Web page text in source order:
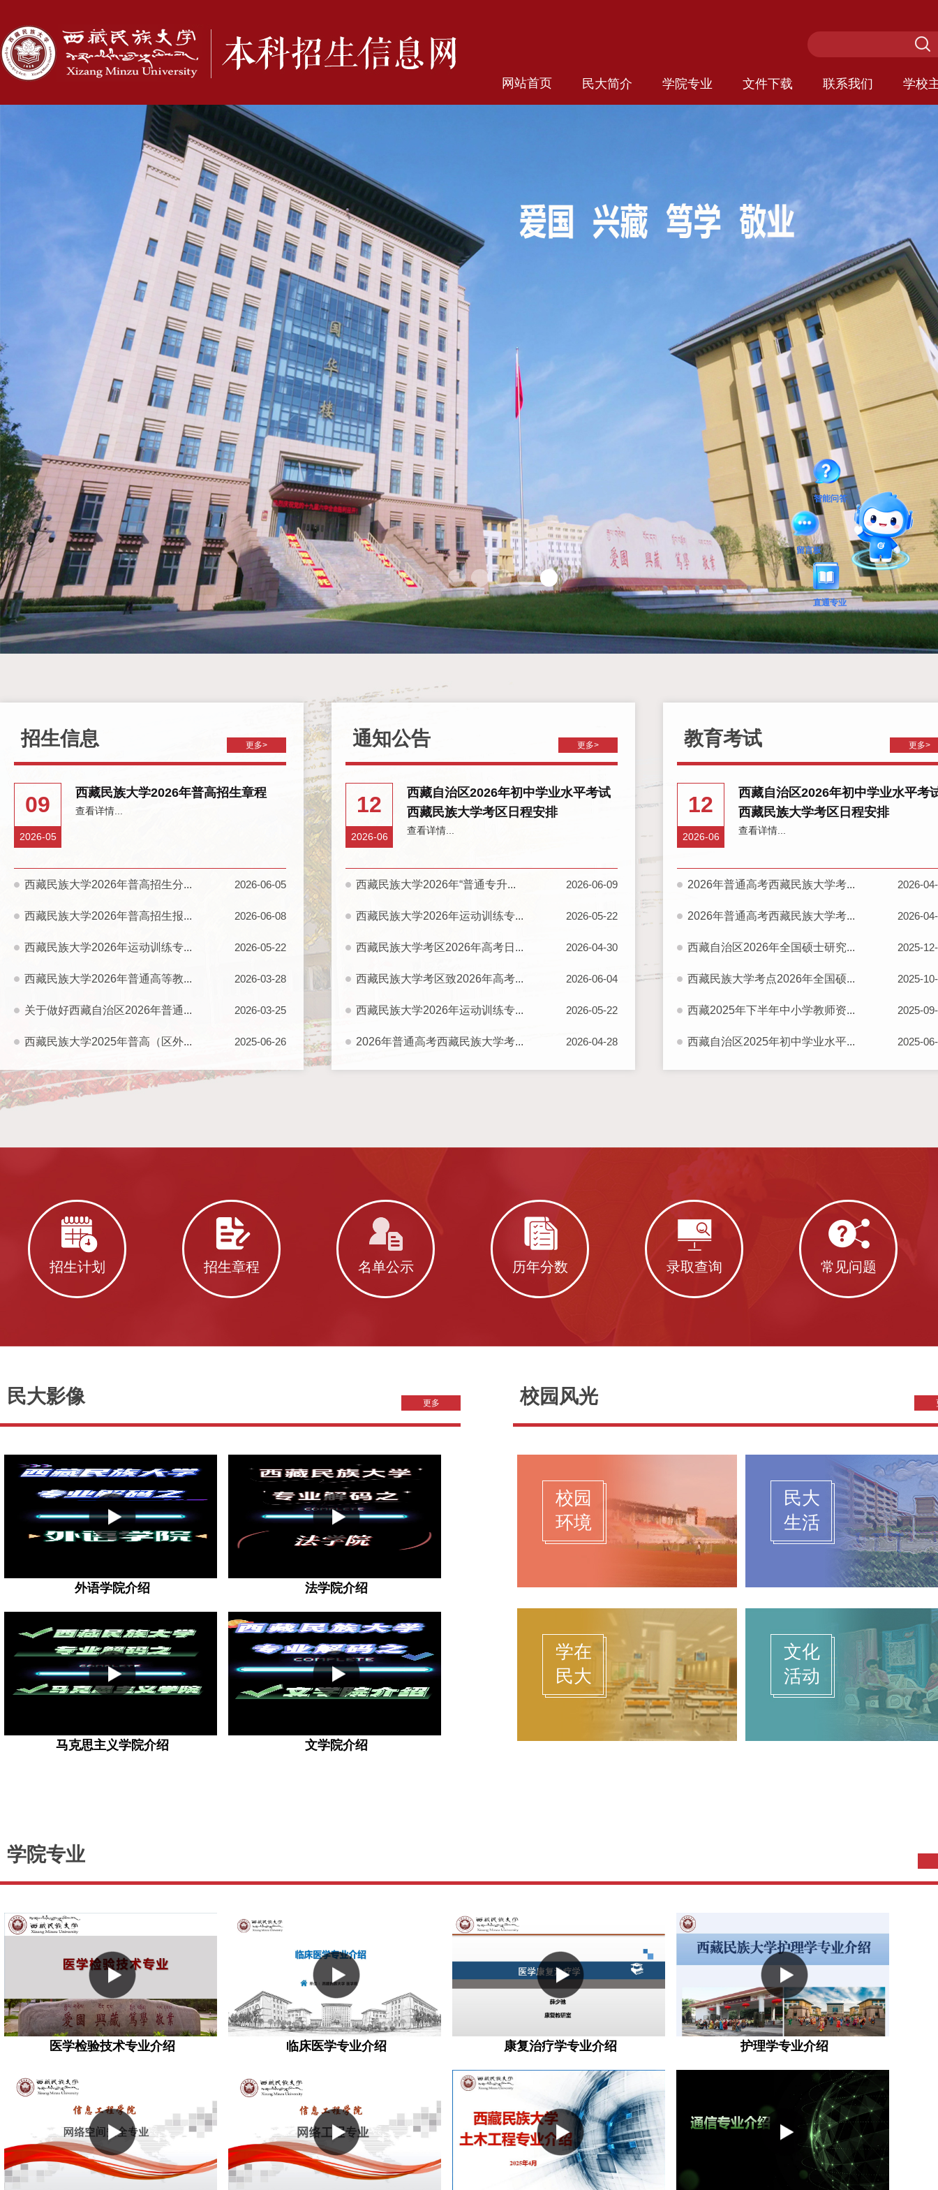
网站首页 民大简介 学院专业 文件下载 联系我们 学校
更多>
招生信息
09
2026-05
西藏民族大学2026年普高招生章程
查看详情...
2026-06-05
西藏民族大学2026年普高招生分...
2026-06-08
西藏民族大学2026年普高招生报...
2026-05-22
西藏民族大学2026年运动训练专...
2026-03-28
西藏民族大学2026年普通高等教...
2026-03-25
关于做好西藏自治区2026年普通...
2025-06-26
西藏民族大学2025年普高（区外...
更多>
通知公告
12
2026-06
西藏自治区2026年初中学业水平考试
西藏民族大学考区日程安排
查看详情...
2026-06-09
西藏民族大学2026年“普通专升...
2026-05-22
西藏民族大学2026年运动训练专...
2026-04-30
西藏民族大学考区2026年高考日...
2026-06-04
西藏民族大学考区致2026年高考...
2026-05-22
西藏民族大学2026年运动训练专...
2026-04-28
2026年普通高考西藏民族大学考...
更多>
教育考试
12
2026-06
西藏自治区2026年初中学业水平考
西藏民族大学考区日程安排
查看详情...
2026-
2026年普通高考西藏民族大学考...
2026-
2026年普通高考西藏民族大学考...
2025-
西藏自治区2026年全国硕士研究...
2025-
西藏民族大学考点2026年全国硕...
2025-
西藏2025年下半年中小学教师资...
2025-
西藏自治区2025年初中学业水平...
招生计划 招生章程 名单公示 历年分数 录取查询 常见问题
更多
民大影像
外语学院介绍 法学院介绍
马克思主义学院介绍 文学院介绍
校园风光
校园
环境
民大
生活
学在
民大
文化
活动
学院专业
医学检验技术专业介绍 临床医学专业介绍 康复治疗学专业介绍 护理学专业介绍
智能问答
留言板
直通专业